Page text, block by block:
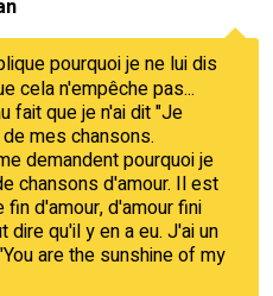
pourquoi je ne lui dis
cela n'empêche pas...
fait que je n'ai dit "Je
mes chansons.
demandent pourquoi je
chansons d'amour. Il est
d'amour, d'amour fini
dire qu'il y en a eu. J'ai un
are the sunshine of my